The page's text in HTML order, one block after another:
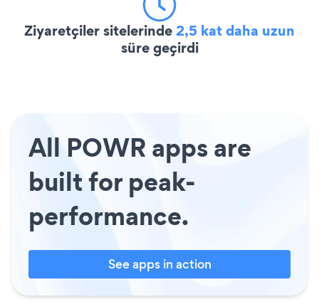
Ziyaretçiler sitelerinde2,5 kat daha uzun
süre geçirdi
All POWR apps are
built for peak-
performance.
See apps in action